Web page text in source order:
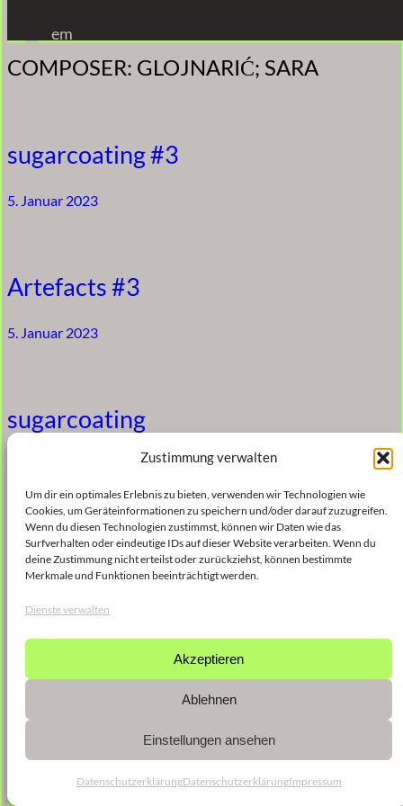
Zustimmung verwalten
Um dir ein optimales Erlebnis zu bieten, verwenden wir Technologien wie
Cookies, um Geräteinformationen zu speichern und/oder darauf zuzugreifen.
Wenn du diesen Technologien zustimmst, können wir Daten wie das
Surfverhalten oder eindeutige IDs auf dieser Website verarbeiten. Wenn du
deine Zustimmung nicht erteilst oder zurückziehst, können bestimmte
Merkmale und Funktionen beeinträchtigt werden.
Dienste verwalten
Akzeptieren
Ablehnen
Einstellungen ansehen
DatenschutzerklärungDatenschutzerklärungImpressum
Inhalt
springen
em
COMPOSER: GLOJNARIĆ; SARA
sugarcoating #3
5. Januar 2023
Artefacts #3
5. Januar 2023
sugarcoating
sugarcoating #2